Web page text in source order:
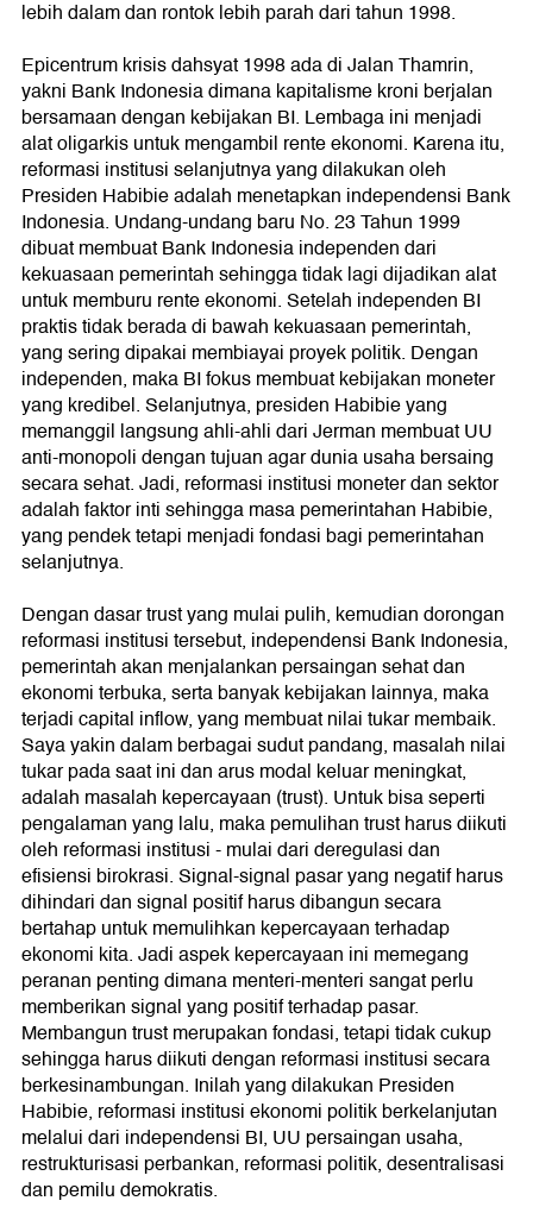
lebih dalam dan rontok lebih parah dari tahun 1998.
Epicentrum krisis dahsyat 1998 ada di Jalan Thamrin,
yakni Bank Indonesia dimana kapitalisme kroni berjalan
bersamaan dengan kebijakan BI. Lembaga ini menjadi
alat oligarkis untuk mengambil rente ekonomi. Karena itu,
reformasi institusi selanjutnya yang dilakukan oleh
Presiden Habibie adalah menetapkan independensi Bank
Indonesia. Undang-undang baru No. 23 Tahun 1999
dibuat membuat Bank Indonesia independen dari
kekuasaan pemerintah sehingga tidak lagi dijadikan alat
untuk memburu rente ekonomi. Setelah independen BI
praktis tidak berada di bawah kekuasaan pemerintah,
yang sering dipakai membiayai proyek politik. Dengan
independen, maka BI fokus membuat kebijakan moneter
yang kredibel. Selanjutnya, presiden Habibie yang
memanggil langsung ahli-ahli dari Jerman membuat UU
anti-monopoli dengan tujuan agar dunia usaha bersaing
secara sehat. Jadi, reformasi institusi moneter dan sektor
adalah faktor inti sehingga masa pemerintahan Habibie,
yang pendek tetapi menjadi fondasi bagi pemerintahan
selanjutnya.
Dengan dasar trust yang mulai pulih, kemudian dorongan
reformasi institusi tersebut, independensi Bank Indonesia,
pemerintah akan menjalankan persaingan sehat dan
ekonomi terbuka, serta banyak kebijakan lainnya, maka
terjadi capital inflow, yang membuat nilai tukar membaik.
Saya yakin dalam berbagai sudut pandang, masalah nilai
tukar pada saat ini dan arus modal keluar meningkat,
adalah masalah kepercayaan (trust). Untuk bisa seperti
pengalaman yang lalu, maka pemulihan trust harus diikuti
oleh reformasi institusi - mulai dari deregulasi dan
efisiensi birokrasi. Signal-signal pasar yang negatif harus
dihindari dan signal positif harus dibangun secara
bertahap untuk memulihkan kepercayaan terhadap
ekonomi kita. Jadi aspek kepercayaan ini memegang
peranan penting dimana menteri-menteri sangat perlu
memberikan signal yang positif terhadap pasar.
Membangun trust merupakan fondasi, tetapi tidak cukup
sehingga harus diikuti dengan reformasi institusi secara
berkesinambungan. Inilah yang dilakukan Presiden
Habibie, reformasi institusi ekonomi politik berkelanjutan
melalui dari independensi BI, UU persaingan usaha,
restrukturisasi perbankan, reformasi politik, desentralisasi
dan pemilu demokratis.